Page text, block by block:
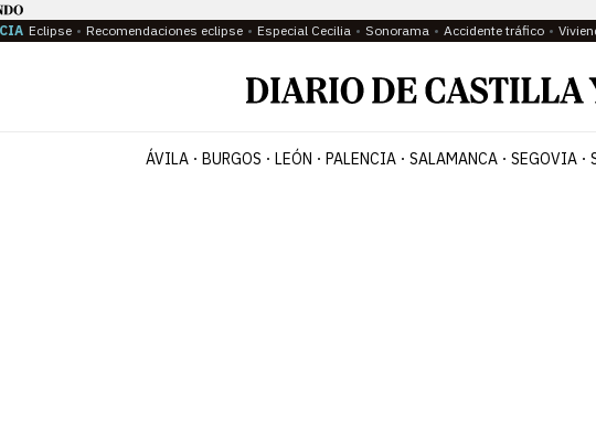
Eclipse Recomendaciones eclipse Especial Cecilia Sonorama Accidente tráfico
ÁVILA BURGOS LEÓN PALENCIA SALAMANCA SEGOVIA